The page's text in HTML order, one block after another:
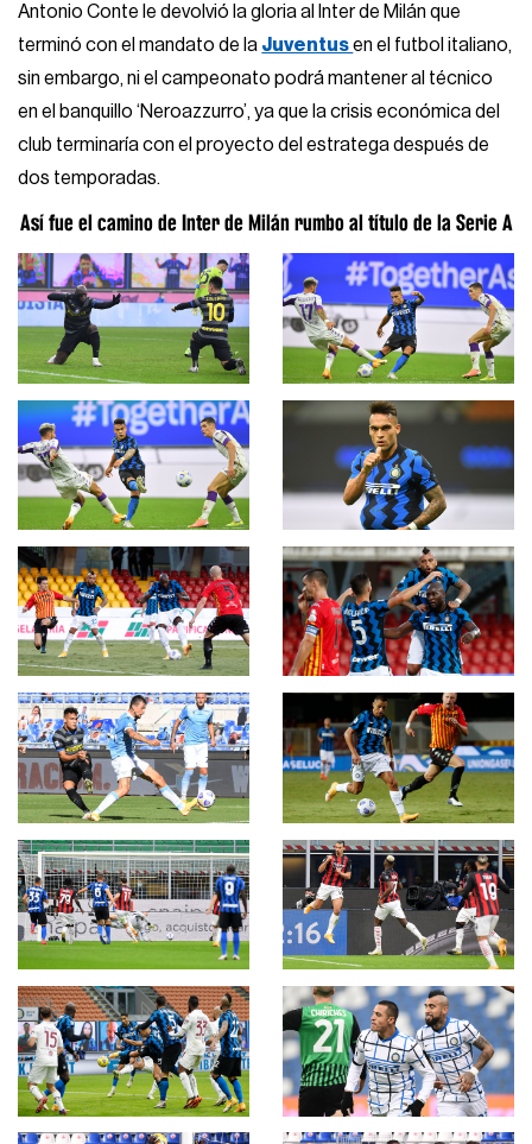
Antonio Conte le devolvió la gloria al Inter de Milán que
terminó con el mandato de la Juventusen el futbol italiano,
sin embargo, ni el campeonato podrá mantener al técnico
en el banquillo ‘Neroazzurro’, ya que la crisis económica del
club terminaría con el proyecto del estratega después de
dos temporadas.
Así fue el camino de Inter de Milán rumbo al título de la Serie A